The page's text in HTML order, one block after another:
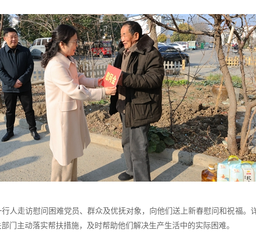
人走访慰问困难党员、群众及优抚对象，向他们送上新春慰问和祝福。
门主动落实帮扶措施，及时帮助他们解决生产生活中的实际困难。